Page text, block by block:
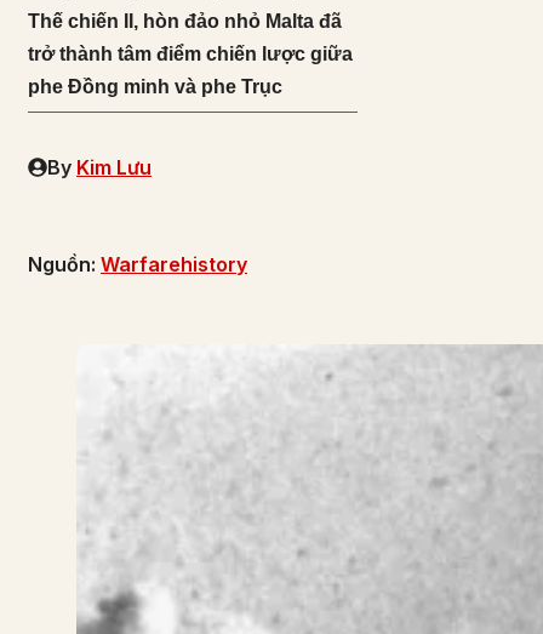
Thế chiến II, hòn đảo nhỏ Malta đã
trở thành tâm điểm chiến lược giữa
phe Đồng minh và phe Trục
By Kim Lưu
Nguồn: Warfarehistory